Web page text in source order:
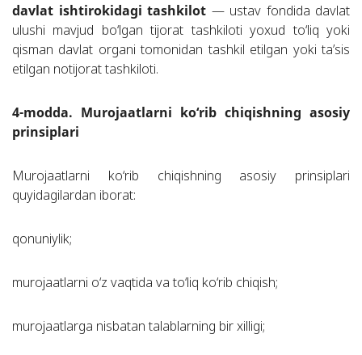
davlat ishtirokidagi tashkilot — ustav fondida davlat
ulushi mavjud bo‘lgan tijorat tashkiloti yoxud to‘liq yoki
qisman davlat organi tomonidan tashkil etilgan yoki ta’sis
etilgan notijorat tashkiloti.
4-modda. Murojaatlarni ko‘rib chiqishning asosiy
prinsiplari
Murojaatlarni ko‘rib chiqishning asosiy prinsiplari
quyidagilardan iborat:
qonuniylik;
murojaatlarni o‘z vaqtida va to‘liq ko‘rib chiqish;
murojaatlarga nisbatan talablarning bir xilligi;